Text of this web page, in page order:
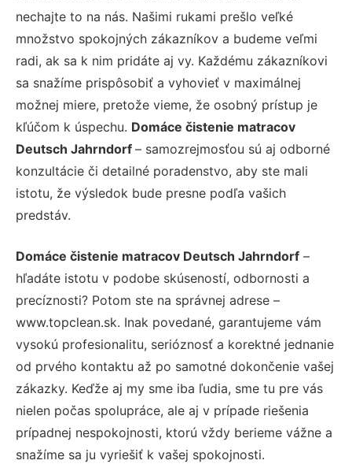
nechajte to na nás. Našimi rukami prešlo veľké
množstvo spokojných zákazníkov a budeme veľmi
radi, ak sa k nim pridáte aj vy. Každému zákazníkovi
sa snažíme prispôsobiť a vyhovieť v maximálnej
možnej miere, pretože vieme, že osobný prístup je
kľúčom k úspechu. Domáce čistenie matracov
Deutsch Jahrndorf – samozrejmosťou sú aj odborné
konzultácie či detailné poradenstvo, aby ste mali
istotu, že výsledok bude presne podľa vašich
predstáv.
Domáce čistenie matracov Deutsch Jahrndorf –
hľadáte istotu v podobe skúseností, odbornosti a
precíznosti? Potom ste na správnej adrese –
www.topclean.sk. Inak povedané, garantujeme vám
vysokú profesionalitu, serióznosť a korektné jednanie
od prvého kontaktu až po samotné dokončenie vašej
zákazky. Keďže aj my sme iba ľudia, sme tu pre vás
nielen počas spolupráce, ale aj v prípade riešenia
prípadnej nespokojnosti, ktorú vždy berieme vážne a
snažíme sa ju vyriešiť k vašej spokojnosti.